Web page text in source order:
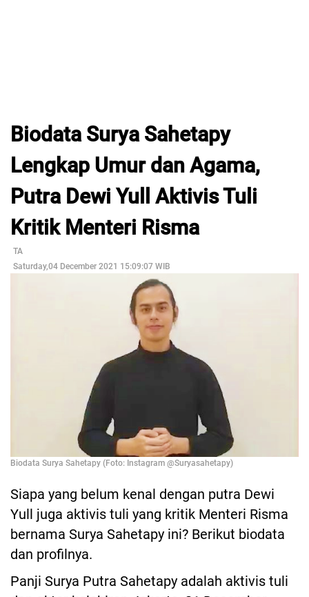
Biodata Surya Sahetapy
Lengkap Umur dan Agama,
Putra Dewi Yull Aktivis Tuli
Kritik Menteri Risma
TA
Saturday,04 December 2021 15:09:07 WIB
Biodata Surya Sahetapy (Foto: Instagram @Suryasahetapy)
Siapa yang belum kenal dengan putra Dewi
Yull juga aktivis tuli yang kritik Menteri Risma
bernama Surya Sahetapy ini? Berikut biodata
dan profilnya.
Panji Surya Putra Sahetapy adalah aktivis tuli